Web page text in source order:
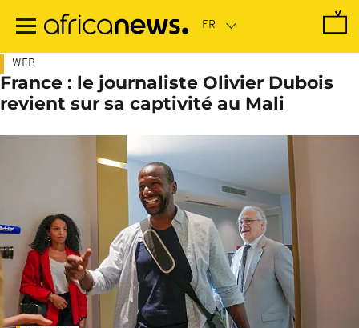
contenu
WEB
France : le journaliste Olivier Dubois
revient sur sa captivité au Mali